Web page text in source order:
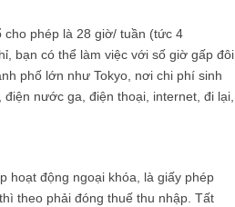
phép là 28 giờ/ tuần (tức 4
bạn có thể làm việc với số giờ gấp đôi
phố lớn như Tokyo, nơi chi phí sinh
nước ga, điện thoại, internet, đi lại,
hoạt động ngoại khóa, là giấy phép
theo phải đóng thuế thu nhập. Tất